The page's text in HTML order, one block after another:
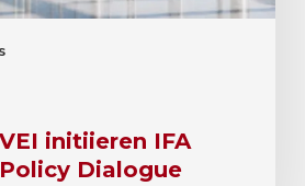
initiieren IFA
Dialogue